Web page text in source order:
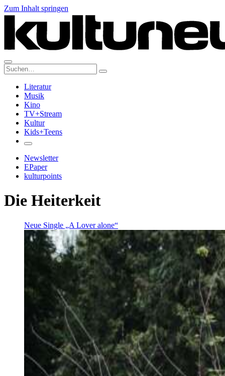
Zum Inhalt springen
Suche:
Literatur
Musik
Kino
TV+Stream
Kultur
Kids+Teens
Newsletter
EPaper
kulturpoints
Die Heiterkeit
Neue Single „A Lover alone“